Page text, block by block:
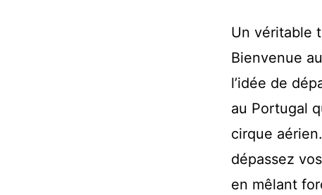
Un véritable
Bienvenue au
l’idée de
au Portugal
cirque
dépassez
en mêlant